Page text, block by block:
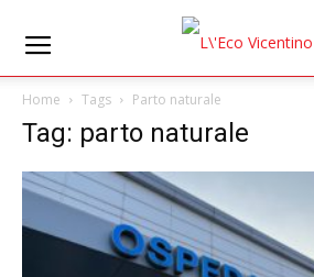
Home Tags Parto naturale
Tag: parto naturale